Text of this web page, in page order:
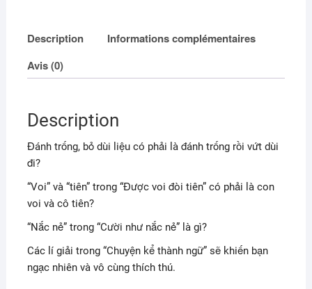
Description
Informations complémentaires
Avis (0)
Description
Đánh trống, bỏ dùi liệu có phải là đánh trống rồi vứt dùi
đi?
“Voi” và “tiên” trong “Được voi đòi tiên” có phải là con
voi và cô tiên?
“Nắc nẻ” trong “Cười như nắc nẻ” là gì?
Các lí giải trong “Chuyện kể thành ngữ” sẽ khiến bạn
ngạc nhiên và vô cùng thích thú.